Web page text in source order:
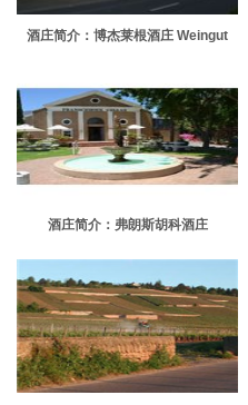
酒庄简介：博杰莱根酒庄 Weingut
酒庄简介：弗朗斯胡科酒庄